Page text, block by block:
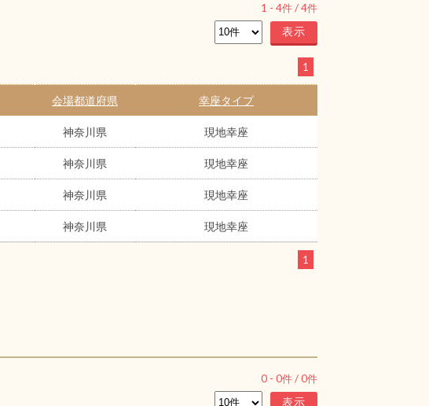
1 - 4件 /4件
1
会場都道府県 幸座タイプ
神奈川県 現地幸座
神奈川県 現地幸座
神奈川県 現地幸座
神奈川県 現地幸座
1
0 - 0件 /0件